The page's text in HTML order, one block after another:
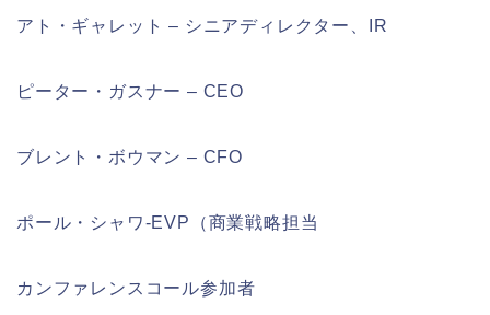
アト・ギャレット – シニアディレクター、IR
ピーター・ガスナー – CEO
ブレント・ボウマン – CFO
ポール・シャワ-EVP（商業戦略担当
カンファレンスコール参加者